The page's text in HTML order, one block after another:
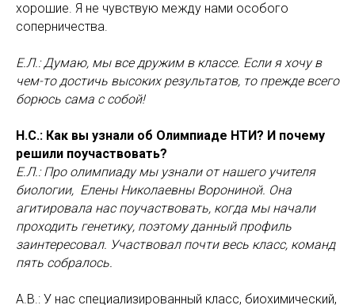
хорошие. Я не чувствую между нами особого
соперничества.
Е.Л.: Думаю, мы все дружим в классе. Если я хочу в
чем-то достичь высоких результатов, то прежде всего
борюсь сама с собой!
Н.С.: Как вы узнали об Олимпиаде НТИ? И почему
решили поучаствовать?
Е.Л.: Про олимпиаду мы узнали от нашего учителя
биологии, Елены Николаевны Ворониной. Она
агитировала нас поучаствовать, когда мы начали
проходить генетику, поэтому данный профиль
заинтересовал. Участвовал почти весь класс, команд
пять собралось.
А.В.: У нас специализированный класс, биохимический,